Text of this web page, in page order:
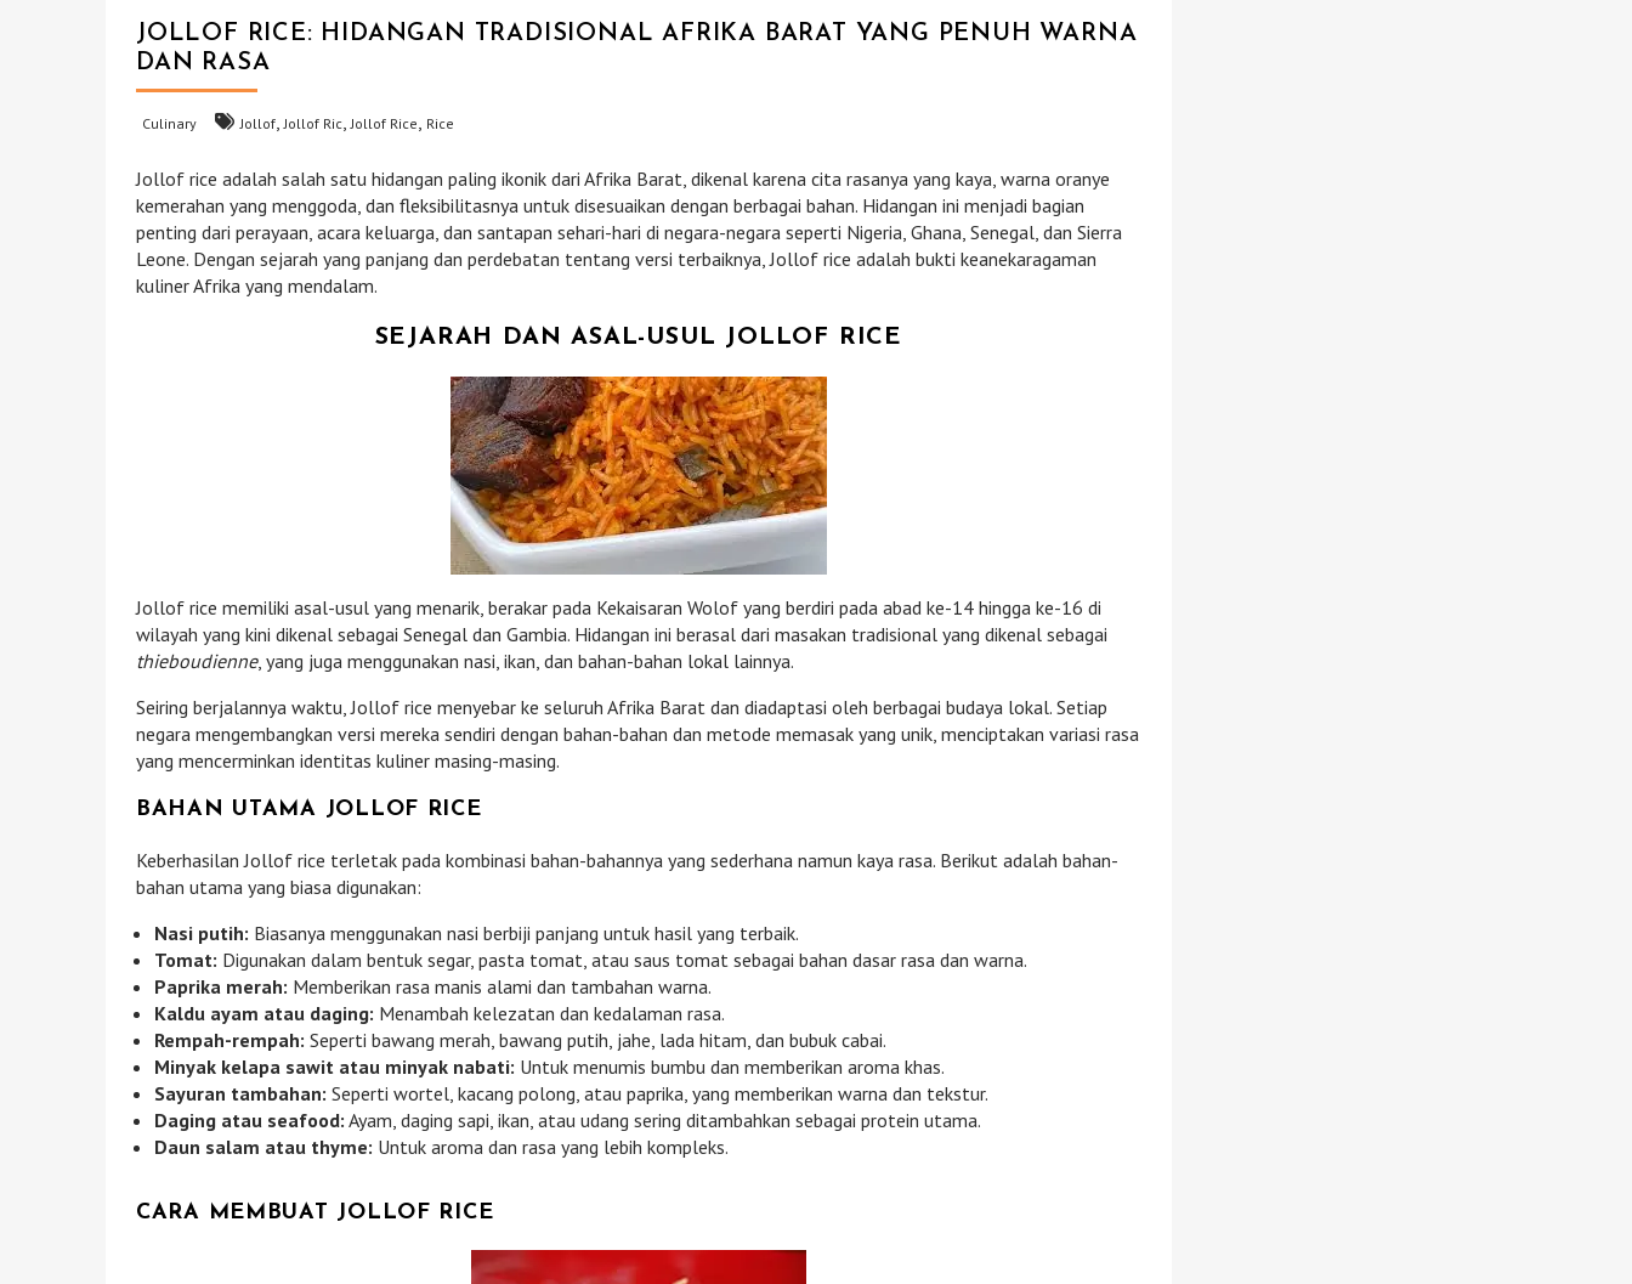
JOLLOF RICE: HIDANGAN TRADISIONAL AFRIKA BARAT YANG PENUH WARNA
DAN RASA
Culinary Jollof Jollof Ric Jollof Rice Rice
Jollof rice adalah salah satu hidangan paling ikonik dari Afrika Barat, dikenal karena cita rasanya yang kaya, warna oranye
kemerahan yang menggoda, dan fleksibilitasnya untuk disesuaikan dengan berbagai bahan. Hidangan ini menjadi bagian
penting dari perayaan, acara keluarga, dan santapan sehari-hari di negara-negara seperti Nigeria, Ghana, Senegal, dan Sierra
Leone. Dengan sejarah yang panjang dan perdebatan tentang versi terbaiknya, Jollof rice adalah bukti keanekaragaman
kuliner Afrika yang mendalam.
SEJARAH DAN ASAL-USUL JOLLOF RICE
Jollof rice memiliki asal-usul yang menarik, berakar pada Kekaisaran Wolof yang berdiri pada abad ke-14 hingga ke-16 di
wilayah yang kini dikenal sebagai Senegal dan Gambia. Hidangan ini berasal dari masakan tradisional yang dikenal sebagai
thieboudienne, yang juga menggunakan nasi, ikan, dan bahan-bahan lokal lainnya.
Seiring berjalannya waktu, Jollof rice menyebar ke seluruh Afrika Barat dan diadaptasi oleh berbagai budaya lokal. Setiap
negara mengembangkan versi mereka sendiri dengan bahan-bahan dan metode memasak yang unik, menciptakan variasi rasa
yang mencerminkan identitas kuliner masing-masing.
BAHAN UTAMA JOLLOF RICE
Keberhasilan Jollof rice terletak pada kombinasi bahan-bahannya yang sederhana namun kaya rasa. Berikut adalah bahan-
bahan utama yang biasa digunakan:
Nasi putih: Biasanya menggunakan nasi berbiji panjang untuk hasil yang terbaik.
Tomat: Digunakan dalam bentuk segar, pasta tomat, atau saus tomat sebagai bahan dasar rasa dan warna.
Paprika merah: Memberikan rasa manis alami dan tambahan warna.
Kaldu ayam atau daging: Menambah kelezatan dan kedalaman rasa.
Rempah-rempah: Seperti bawang merah, bawang putih, jahe, lada hitam, dan bubuk cabai.
Minyak kelapa sawit atau minyak nabati: Untuk menumis bumbu dan memberikan aroma khas.
Sayuran tambahan: Seperti wortel, kacang polong, atau paprika, yang memberikan warna dan tekstur.
Daging atau seafood: Ayam, daging sapi, ikan, atau udang sering ditambahkan sebagai protein utama.
Daun salam atau thyme: Untuk aroma dan rasa yang lebih kompleks.
CARA MEMBUAT JOLLOF RICE